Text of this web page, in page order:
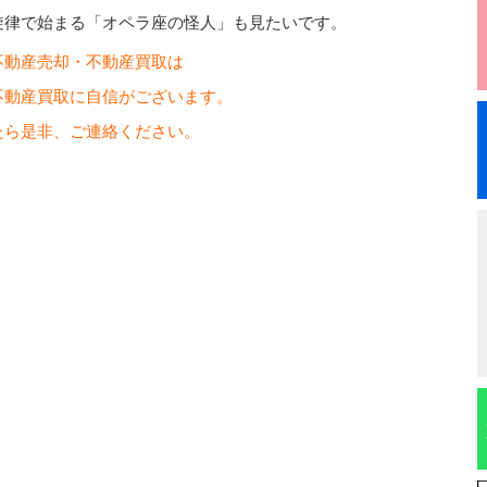
で始まる「オペラ座の怪人」も見たいです。
産売却・不動産買取は
産買取に自信がございます。
是非、ご連絡ください。